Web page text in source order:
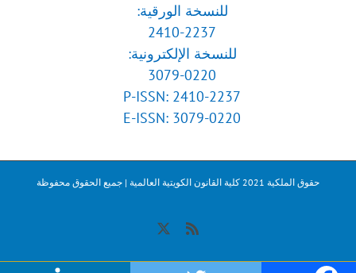
للنسخة الورقية:
2410-2237
للنسخة الإلكترونية:
3079-0220
P-ISSN: 2410-2237
E-ISSN: 3079-0220
حقوق الملكية 2021 كلية القانون الكويتية العالمية | جميع الحقوق محفوظة
Rss
X